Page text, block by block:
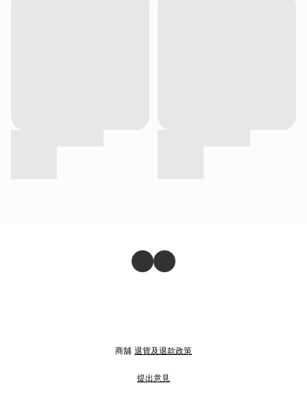
商舖 退貨及退款政策
提出意見